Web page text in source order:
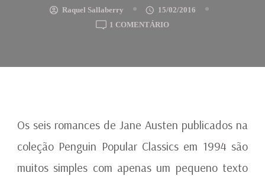
Raquel Sallaberry
15/02/2016
1 COMENTÁRIOEM
CLASSICS
Os seis romances de Jane Austen publicados na
coleção Penguin Popular Classics em 1994 são
muitos simples com apenas um pequeno texto